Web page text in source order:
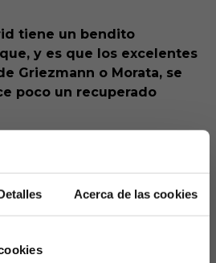
Acerca de las cookies
tiene un bendito
y es que los excelentes
Griezmann o Morata, se
poco un recuperado
el pasado enero para ser el
los rojiblancos, y aunque
meses. Este curso más de lo
dos lesiones y perdiéndose
posible.